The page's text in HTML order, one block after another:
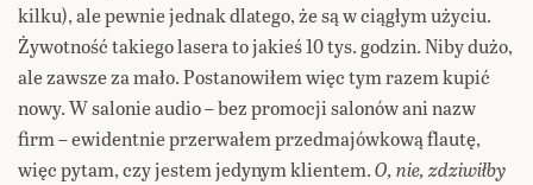
kilku), ale pewnie jednak dlatego, że są w ciągłym użyciu.
Żywotność takiego lasera to jakieś 10 tys. godzin. Niby dużo,
ale zawsze za mało. Postanowiłem więc tym razem kupić
nowy. W salonie audio – bez promocji salonów ani nazw
firm – ewidentnie przerwałem przedmajówkową flautę,
więc pytam, czy jestem jedynym klientem.O, nie, zdziwiłby